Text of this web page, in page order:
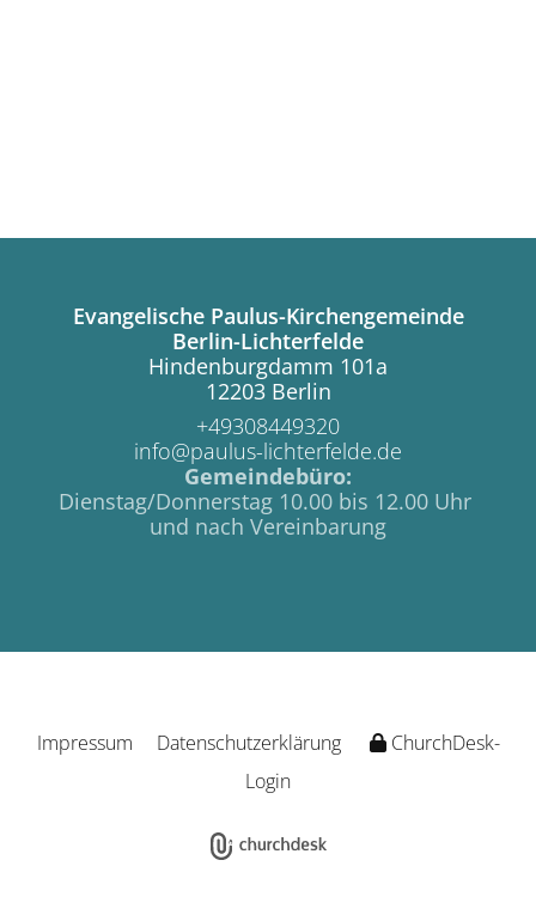
Evangelische Paulus-Kirchengemeinde
Berlin-Lichterfelde
Hindenburgdamm 101a
12203 Berlin
+49308449320
info@paulus-lichterfelde.de
Gemeindebüro:
Dienstag/Donnerstag 10.00 bis 12.00 Uhr
und nach Vereinbarung
Impressum Datenschutzerklärung
ChurchDesk-
Login